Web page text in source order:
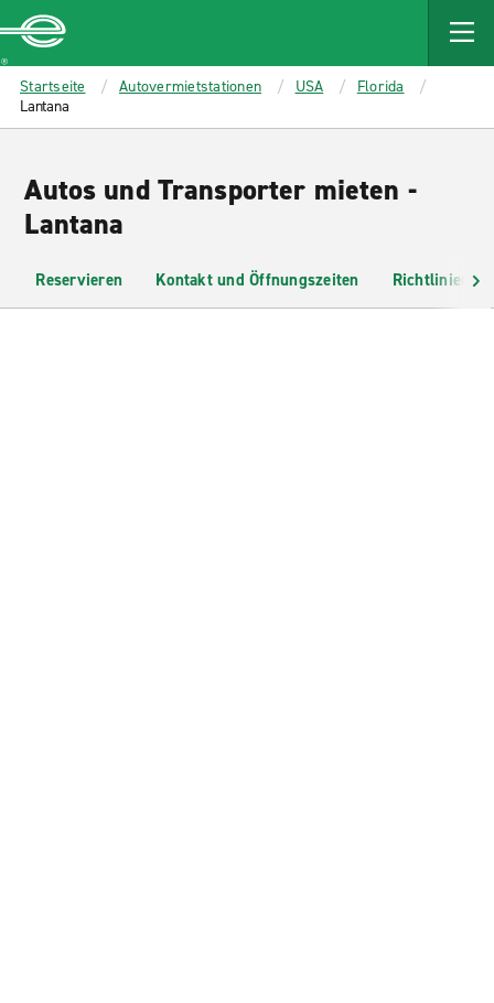
MAIN
CONTENT
Enterprise
Startseite Autovermietstationen USA
Florida
Lantana
Autos und Transporter mieten -
Lantana
Reservieren Kontakt und Öffnungszeiten Richtlinien